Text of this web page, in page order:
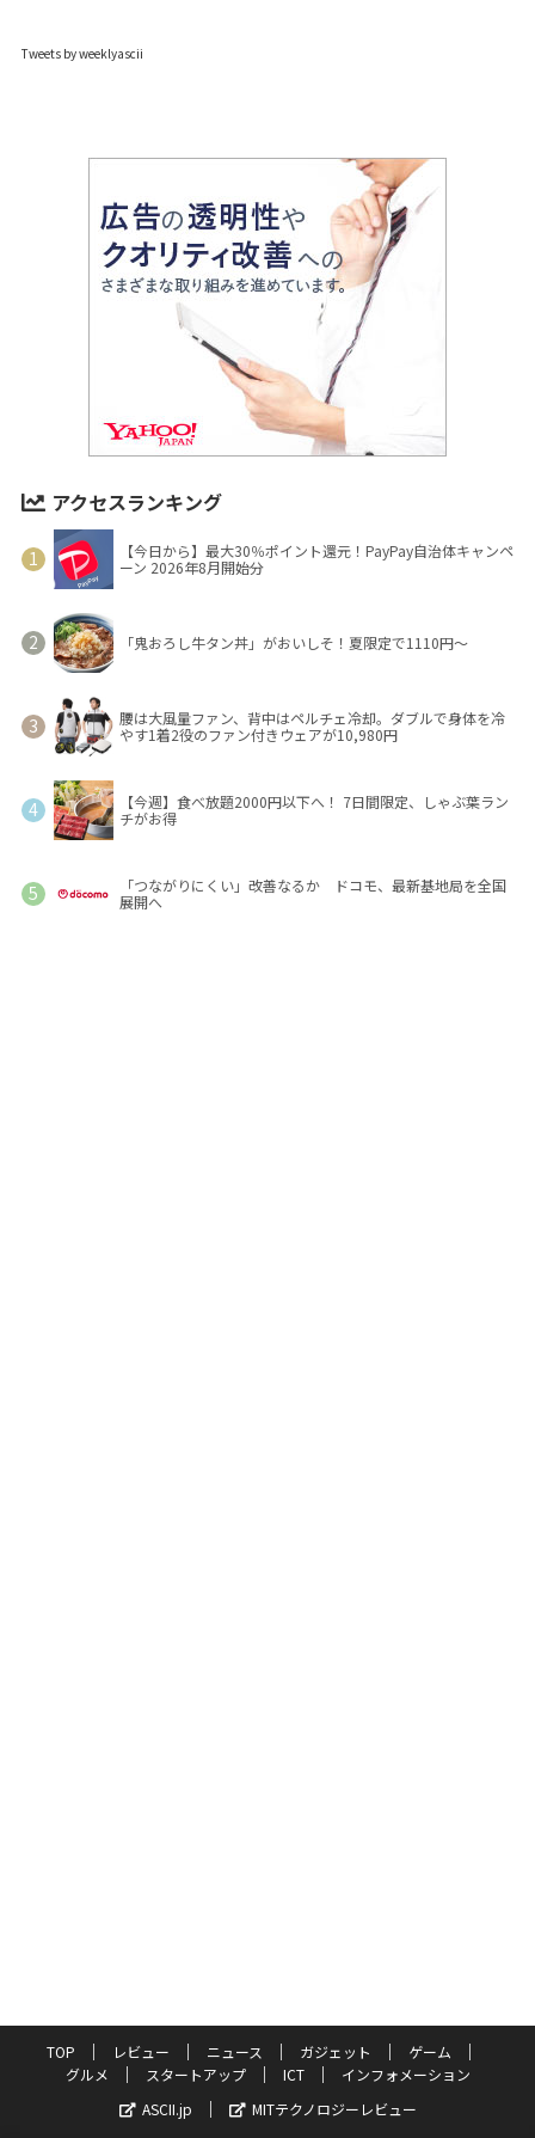
Tweets by weeklyascii
アクセスランキング
【今日から】最大30％ポイント還元！PayPay自治体キャンペ
ーン 2026年8月開始分
「鬼おろし牛タン丼」がおいしそ！夏限定で1110円～
腰は大風量ファン、背中はペルチェ冷却。ダブルで身体を冷
やす1着2役のファン付きウェアが10,980円
【今週】食べ放題2000円以下へ！ 7日間限定、しゃぶ葉ラン
チがお得
「つながりにくい」改善なるか ドコモ、最新基地局を全国
展開へ
TOP レビュー ニュース ガジェット
ゲーム
グルメ
スタートアップ ICT
インフォメーション
ASCII.jp
MITテクノロジーレビュー